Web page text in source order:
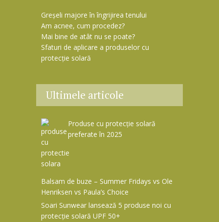
Greșeli majore în îngrijirea tenului
Am acnee, cum procedez?
Mai bine de atât nu se poate?
Sfaturi de aplicare a produselor cu
protecție solară
Ultimele articole
Produse cu protecție solară
preferate în 2025
Balsam de buze – Summer Fridays vs Ole
Henriksen vs Paula’s Choice
Soari Sunwear lansează 5 produse noi cu
protecție solară UPF 50+